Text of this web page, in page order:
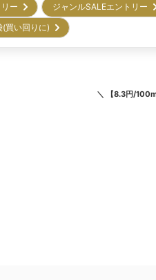
リー ジャンルSALEエントリー
(買い回りに)
＼ 【8.3円/